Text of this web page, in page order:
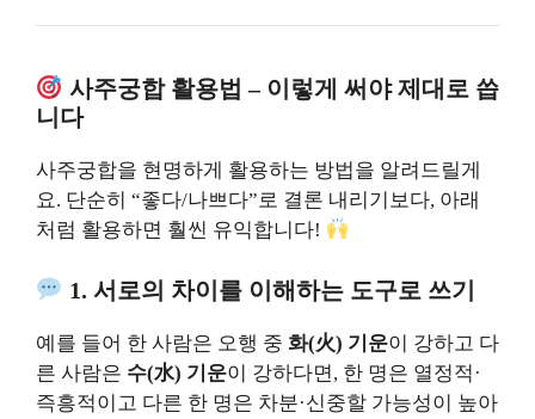
사주궁합 활용법 – 이렇게 써야 제대로 씁
니다
사주궁합을 현명하게 활용하는 방법을 알려드릴게
요. 단순히 “좋다/나쁘다”로 결론 내리기보다, 아래
처럼 활용하면 훨씬 유익합니다!
1. 서로의 차이를 이해하는 도구로 쓰기
예를 들어 한 사람은 오행 중 화(火) 기운이 강하고 다
른 사람은 수(水) 기운이 강하다면, 한 명은 열정적·
즉흥적이고 다른 한 명은 차분·신중할 가능성이 높아